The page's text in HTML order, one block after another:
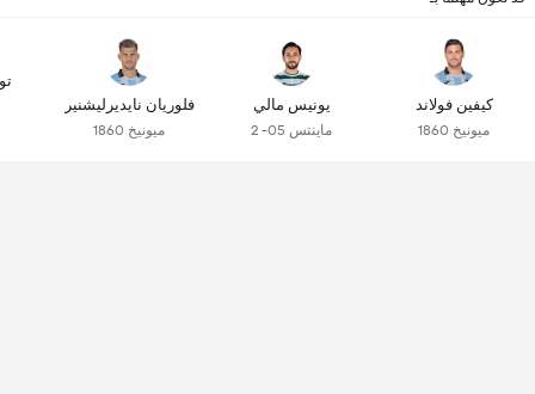
كيفين فولاند
ميونيخ 1860
يونيس مالي
ماينتس 05- 2
فلوريان نايديرليشنير
ميونيخ 1860